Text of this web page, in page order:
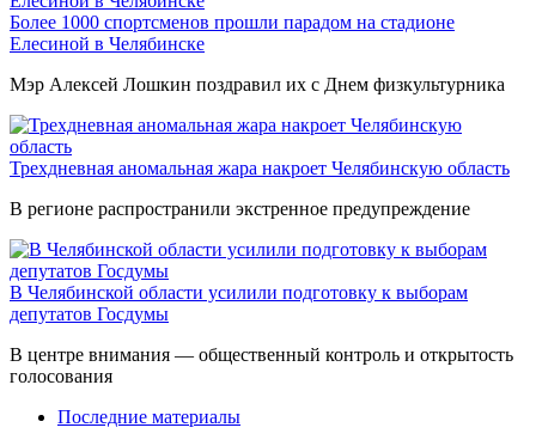
Более 1000 спортсменов прошли парадом на стадионе
Елесиной в Челябинске
Мэр Алексей Лошкин поздравил их с Днем физкультурника
Трехдневная аномальная жара накроет Челябинскую область
В регионе распространили экстренное предупреждение
В Челябинской области усилили подготовку к выборам
депутатов Госдумы
В центре внимания — общественный контроль и открытость
голосования
Последние материалы